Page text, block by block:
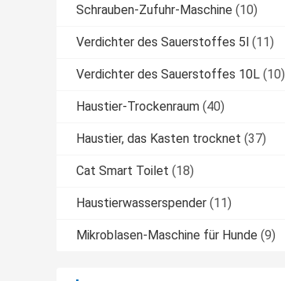
Schrauben-Zufuhr-Maschine (10)
Verdichter des Sauerstoffes 5l (11)
Verdichter des Sauerstoffes 10L (10)
Haustier-Trockenraum (40)
Haustier, das Kasten trocknet (37)
Cat Smart Toilet (18)
Haustierwasserspender (11)
Mikroblasen-Maschine für Hunde (9)